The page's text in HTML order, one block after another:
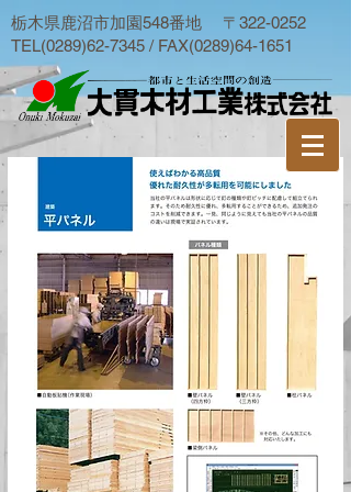
栃木県鹿沼市加園548番地 〒322-0252
TEL(0289)62-7345 / FAX(0289)64-1651